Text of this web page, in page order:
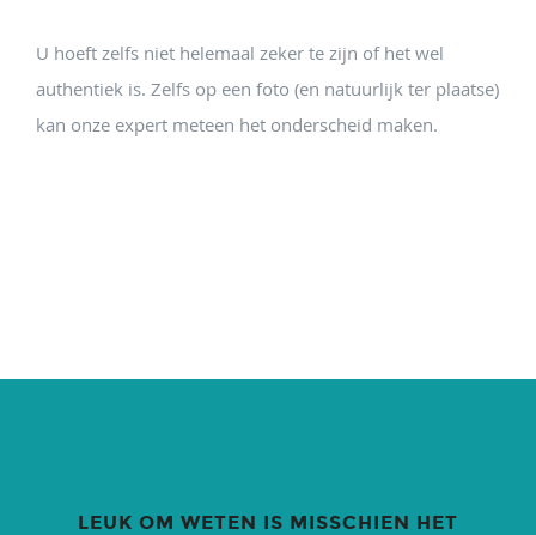
U hoeft zelfs niet helemaal zeker te zijn of het wel
authentiek is. Zelfs op een foto (en natuurlijk ter plaatse)
kan onze expert meteen het onderscheid maken.
LEUK OM WETEN IS MISSCHIEN HET